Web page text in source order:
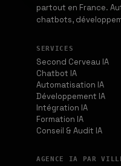
partout en France.
chatbots,
SERVICES
Second Cerveau IA
Chatbot IA
Automatisation IA
Développement IA
Intégration IA
Formation IA
Conseil & Audit IA
AGENCE IA PAR